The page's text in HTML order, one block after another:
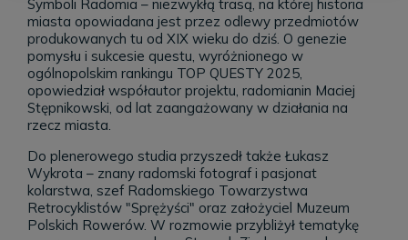
Symboli Radomia – niezwykłą trasą, na której historia
miasta opowiadana jest przez odlewy przedmiotów
produkowanych tu od XIX wieku do dziś. O genezie
pomysłu i sukcesie questu, wyróżnionego w
ogólnopolskim rankingu TOP QUESTY 2025,
opowiedział współautor projektu, radomianin Maciej
Stępnikowski, od lat zaangażowany w działania na
rzecz miasta.
Do plenerowego studia przyszedł także Łukasz
Wykrota – znany radomski fotograf i pasjonat
kolarstwa, szef Radomskiego Towarzystwa
Retrocyklistów "Sprężyści" oraz założyciel Muzeum
Polskich Rowerów. W rozmowie przybliżył tematykę